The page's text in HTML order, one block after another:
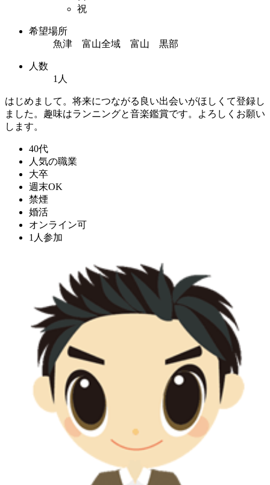
祝
希望場所
魚津 富山全域 富山 黒部
人数
1人
はじめまして。将来につながる良い出会いがほしくて登録し
ました。趣味はランニングと音楽鑑賞です。よろしくお願い
します。
40代
人気の職業
大卒
週末OK
禁煙
婚活
オンライン可
1人参加